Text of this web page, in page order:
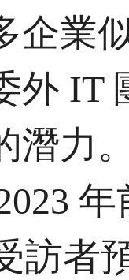
企業
外 IT
潛力
訪者